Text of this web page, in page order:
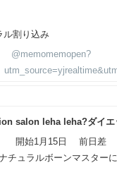
ル割り込み
@memomemopen?
salon leha leha?ダイエ
始1月15日 前日差
チュラルボーンマスター